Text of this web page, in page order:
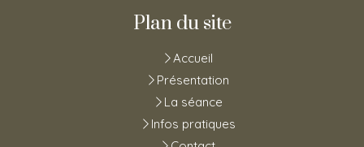
Plan du site
Accueil
Présentation
La séance
Infos pratiques